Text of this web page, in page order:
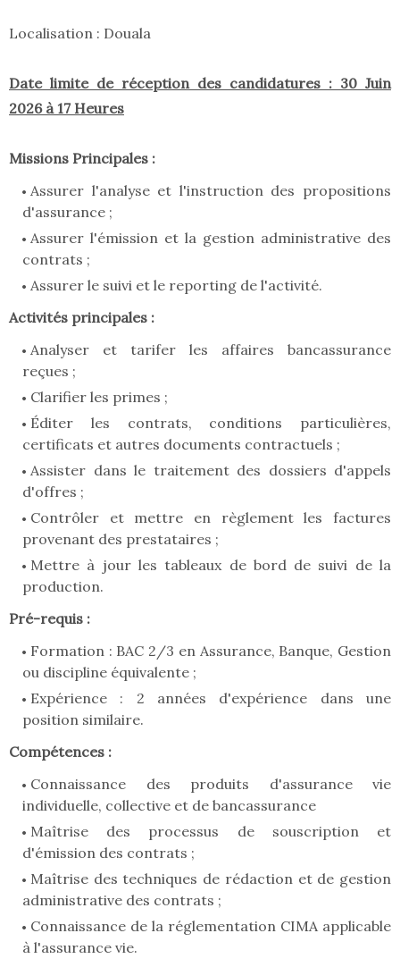
Localisation : Douala
Date limite de réception des candidatures : 30 Juin
2026 à 17 Heures
Missions Principales :
Assurer l'analyse et l'instruction des propositions
d'assurance ;
Assurer l'émission et la gestion administrative des
contrats ;
Assurer le suivi et le reporting de l'activité.
Activités principales :
Analyser et tarifer les affaires bancassurance
reçues ;
Clarifier les primes ;
Éditer les contrats, conditions particulières,
certificats et autres documents contractuels ;
Assister dans le traitement des dossiers d'appels
d'offres ;
Contrôler et mettre en règlement les factures
provenant des prestataires ;
Mettre à jour les tableaux de bord de suivi de la
production.
Pré-requis :
Formation : BAC 2/3 en Assurance, Banque, Gestion
ou discipline équivalente ;
Expérience : 2 années d'expérience dans une
position similaire.
Compétences :
Connaissance des produits d'assurance vie
individuelle, collective et de bancassurance
Maîtrise des processus de souscription et
d'émission des contrats ;
Maîtrise des techniques de rédaction et de gestion
administrative des contrats ;
Connaissance de la réglementation CIMA applicable
à l'assurance vie.